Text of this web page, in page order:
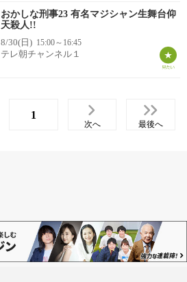
おかしな刑事23 有名マジシャン生舞台仰
天殺人!!
8/30(日) 15:00～16:45
テレ朝チャンネル１
1
次へ 最後へ